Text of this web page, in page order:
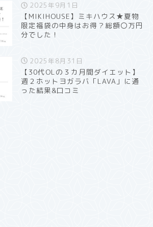
2025年9月1日
【MIKIHOUSE】ミキハウス★夏物
限定福袋の中身はお得？総額〇万円
分でした！
2025年8月31日
【30代OLの３カ月間ダイエット】
週２ホットヨガラバ「LAVA」に通
った結果&口コミ